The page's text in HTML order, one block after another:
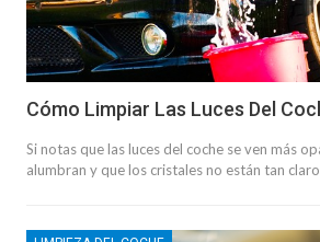
Cómo Limpiar Las Luces Del
Si notas que las luces del coche se ven más
alumbran y que los cristales no están tan